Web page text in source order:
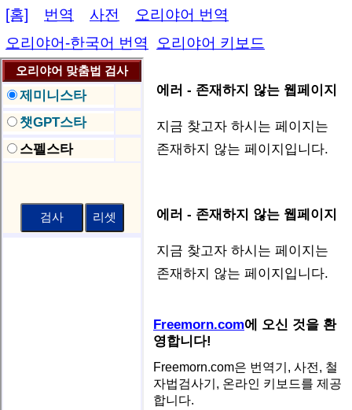
[홈] 번역 사전
오리야어 번역
오리야어-한국어 번역
오리야어 키보드